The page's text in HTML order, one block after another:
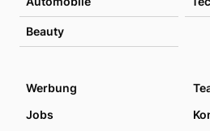
Beauty
Werbung
Jobs